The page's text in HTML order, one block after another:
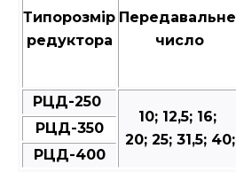
Типорозмір
редуктора
Передавальне
число
РЦД-250
10; 12,5; 16;
20; 25; 31,5; 40;
РЦД-350
РЦД-400